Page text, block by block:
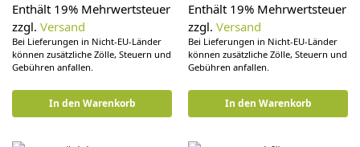
Enthält 19% Mehrwertsteuer
zzgl. Versand
Bei Lieferungen in Nicht-EU-Länder
können zusätzliche Zölle, Steuern und
Gebühren anfallen.
In den Warenkorb
Enthält 19% Mehrwertsteuer
zzgl. Versand
Bei Lieferungen in Nicht-EU-Länder
können zusätzliche Zölle, Steuern und
Gebühren anfallen.
In den Warenkorb